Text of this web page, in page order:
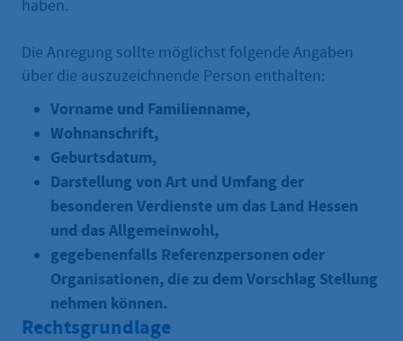
haben.
Die Anregung sollte möglichst folgende Angaben
über die auszuzeichnende Person enthalten:
Vorname und Familienname,
Wohnanschrift,
Geburtsdatum,
Darstellung von Art und Umfang der
besonderen Verdienste um das Land Hessen
und das Allgemeinwohl,
gegebenenfalls Referenzpersonen oder
Organisationen, die zu dem Vorschlag Stellung
nehmen können.
Rechtsgrundlage